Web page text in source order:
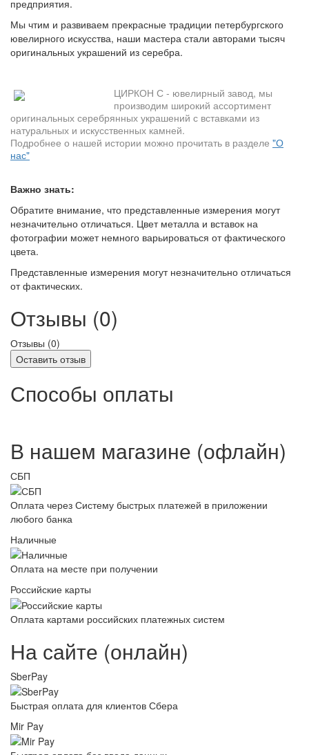
предприятия.
Мы чтим и развиваем прекрасные традиции петербургского
ювелирного искусства, наши мастера стали авторами тысяч
оригинальных украшений из серебра.
ЦИРКОН С - ювелирный завод, мы
производим широкий ассортимент
оригинальных серебрянных украшений с вставками из
натуральных и искусственных камней.
Подробнее о нашей истории можно прочитать в разделе "О
нас"
Важно знать:
Обратите внимание, что представленные измерения могут
незначительно отличаться. Цвет металла и вставок на
фотографии может немного варьироваться от фактического
цвета.
Представленные измерения могут незначительно отличаться
от фактических.
Отзывы (0)
Отзывы (0)
Оставить отзыв
Способы оплаты
В нашем магазине (офлайн)
СБП
Оплата через Систему быстрых платежей в приложении
любого банка
Наличные
Оплата на месте при получении
Российские карты
Оплата картами российских платежных систем
На сайте (онлайн)
SberPay
Быстрая оплата для клиентов Сбера
Mir Pay